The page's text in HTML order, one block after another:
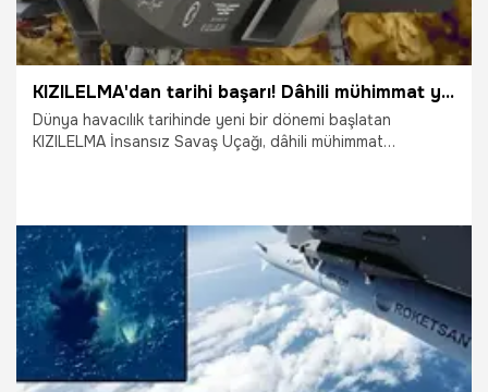
KIZILELMA'dan tarihi başarı! Dâhili mühimmat yuvasından ilk atış
Dünya havacılık tarihinde yeni bir dönemi başlatan
KIZILELMA İnsansız Savaş Uçağı, dâhili mühimmat
hedefleri tam isabetle vurdu.
30.07.2026 Gündem